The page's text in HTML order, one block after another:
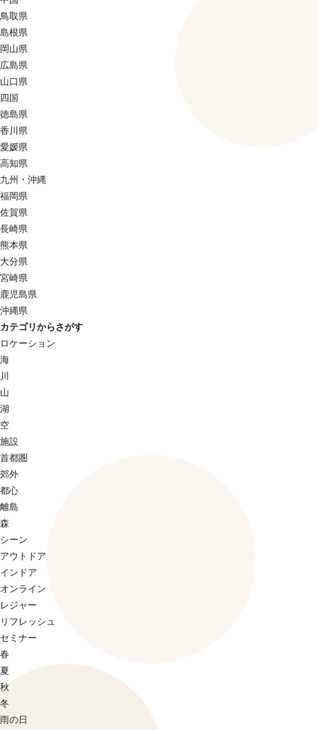
鳥取県
島根県
岡山県
広島県
山口県
四国
徳島県
香川県
愛媛県
高知県
九州・沖縄
福岡県
佐賀県
長崎県
熊本県
大分県
宮崎県
鹿児島県
沖縄県
カテゴリからさがす
ロケーション
海
川
山
湖
空
施設
首都圏
郊外
都心
離島
森
シーン
アウトドア
インドア
オンライン
レジャー
リフレッシュ
セミナー
春
夏
秋
冬
雨の日